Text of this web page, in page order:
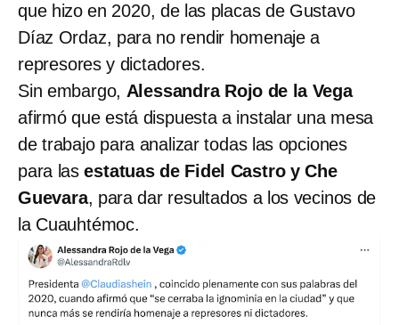
que hizo en 2020, de las placas de Gustavo
Díaz Ordaz, para no rendir homenaje a
represores y dictadores.
Sin embargo, Alessandra Rojo de la Vega
afirmó que está dispuesta a instalar una mesa
de trabajo para analizar todas las opciones
para lasestatuas de Fidel Castro y Che
Guevara, para dar resultados a los vecinos de
la Cuauhtémoc.